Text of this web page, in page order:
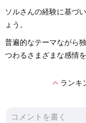
ソルさんの経験に基づ
ょう。
普遍的なテーマながら
つわるさまざまな感情
expand_lessランキ